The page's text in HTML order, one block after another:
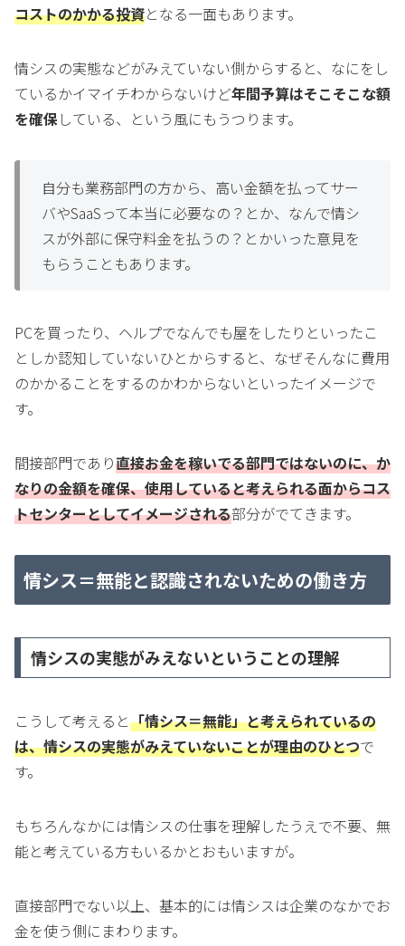
コストのかかる投資となる一面もあります。
情シスの実態などがみえていない側からすると、なにをし
ているかイマイチわからないけど年間予算はそこそこな額
を確保 している、という風にもうつります。
自分も業務部門の方から、高い金額を払ってサー
バやSaaSって本当に必要なの？とか、なんで情シ
スが外部に保守料金を払うの？とかいった意見を
もらうこともあります。
PCを買ったり、ヘルプでなんでも屋をしたりといったこ
としか認知していないひとからすると、なぜそんなに費用
のかかることをするのかわからないといったイメージで
す。
間接部門であり直接お金を稼いでる部門ではないのに、か
なりの金額を確保、使用していると考えられる面からコス
トセンターとしてイメージされる部分がでてきます。
情シス＝無能と認識されないための働き方
情シスの実態がみえないということの理解
こうして考えると「情シス＝無能」と考えられているの
は、情シスの実態がみえていないことが理由のひとつで
す。
もちろんなかには情シスの仕事を理解したうえで不要、無
能と考えている方もいるかとおもいますが。
直接部門でない以上、基本的には情シスは企業のなかでお
金を使う側にまわります。